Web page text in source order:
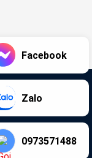
Facebook
Zalo
0973571488